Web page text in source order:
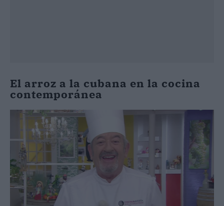
El arroz a la cubana en la cocina
contemporánea